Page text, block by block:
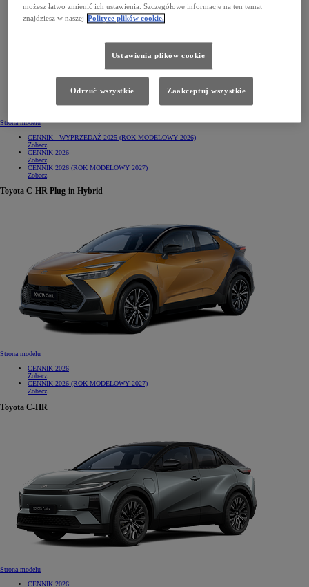
Strona modelu
CENNIK - WYPRZEDAŻ 2025 (ROK MODELOWY 2026)
Zobacz
CENNIK 2026
Zobacz
CENNIK 2026 (ROK MODELOWY 2027)
Zobacz
Toyota C-HR Plug-in Hybrid
Strona modelu
CENNIK 2026
Zobacz
CENNIK 2026 (ROK MODELOWY 2027)
Zobacz
Toyota C-HR+
Strona modelu
CENNIK 2026
możesz łatwo zmienić ich ustawienia. Szczegółowe informacje na ten temat
znajdziesz w naszej Polityce plików cookie.
Ustawienia plików cookie
Odrzuć wszystkie Zaakceptuj wszystkie